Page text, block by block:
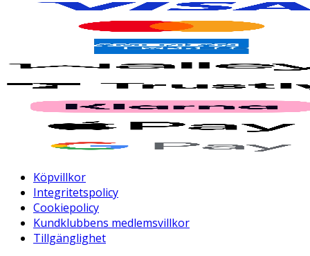
Köpvillkor
Integritetspolicy
Cookiepolicy
Kundklubbens medlemsvillkor
Tillgänglighet